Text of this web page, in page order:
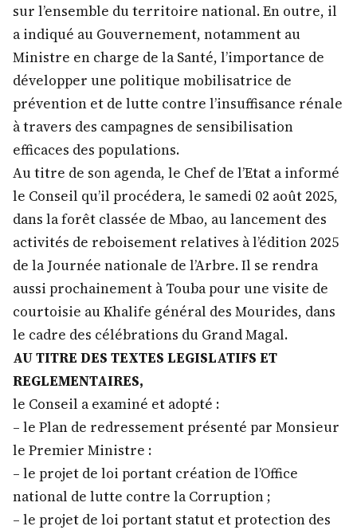
sur l’ensemble du territoire national. En outre, il
a indiqué au Gouvernement, notamment au
Ministre en charge de la Santé, l’importance de
développer une politique mobilisatrice de
prévention et de lutte contre l’insuffisance rénale
à travers des campagnes de sensibilisation
efficaces des populations.
Au titre de son agenda, le Chef de l’Etat a informé
le Conseil qu’il procédera, le samedi 02 août 2025,
dans la forêt classée de Mbao, au lancement des
activités de reboisement relatives à l’édition 2025
de la Journée nationale de l’Arbre. Il se rendra
aussi prochainement à Touba pour une visite de
courtoisie au Khalife général des Mourides, dans
le cadre des célébrations du Grand Magal.
AU TITRE DES TEXTES LEGISLATIFS ET
REGLEMENTAIRES,
le Conseil a examiné et adopté :
– le Plan de redressement présenté par Monsieur
le Premier Ministre :
– le projet de loi portant création de l’Office
national de lutte contre la Corruption ;
– le projet de loi portant statut et protection des